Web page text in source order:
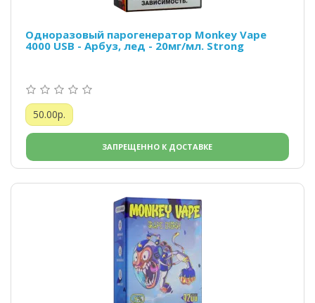
Одноразовый парогенератор Monkey Vape
4000 USB - Арбуз, лед - 20мг/мл. Strong
50.00р.
ЗАПРЕЩЕННО К ДОСТАВКЕ